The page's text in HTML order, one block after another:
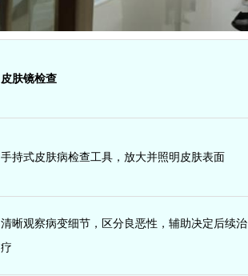
皮肤镜检查
手持式皮肤病检查工具，放大并照明皮肤表面
清晰观察病变细节，区分良恶性，辅助决定后续治
疗